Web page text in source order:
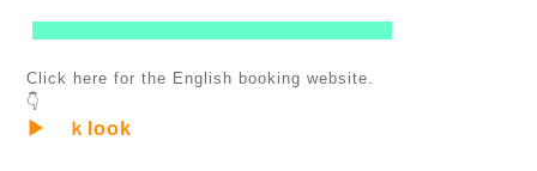
Click here for the English booking website.
👇
▶ ｋlook